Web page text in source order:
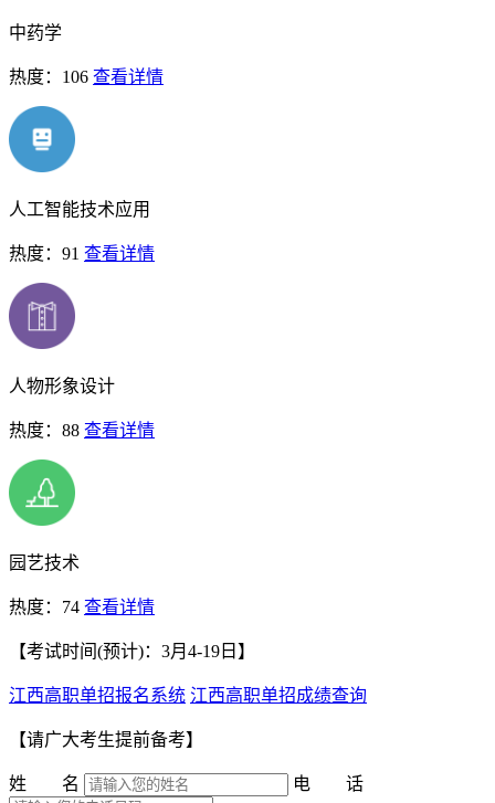
中药学
热度：106 查看详情
人工智能技术应用
热度：91 查看详情
人物形象设计
热度：88 查看详情
园艺技术
热度：74 查看详情
【考试时间(预计)：3月4-19日】
江西高职单招报名系统 江西高职单招成绩查询
【请广大考生提前备考】
姓 名 电 话